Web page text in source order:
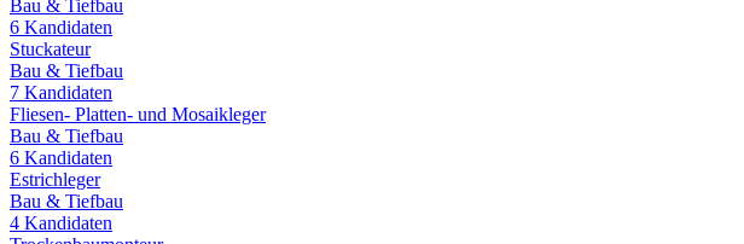
Bau & Tiefbau
6 Kandidaten
Stuckateur
Bau & Tiefbau
7 Kandidaten
Fliesen- Platten- und Mosaikleger
Bau & Tiefbau
6 Kandidaten
Estrichleger
Bau & Tiefbau
4 Kandidaten